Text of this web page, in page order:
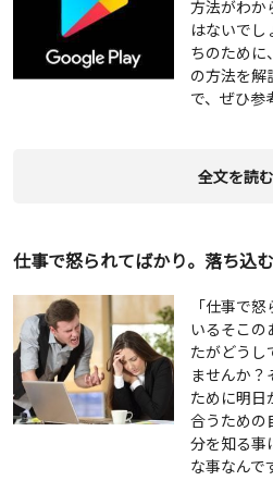
方法がわか
はないでし
ちのため
の方法を解
で、ぜひ参
全文を読む
仕事で怒られてばかり。落ち込
「仕事で
いるそこの
たがどうし
ませんか？
ために明日
合うための
分を知る事
な事なんで